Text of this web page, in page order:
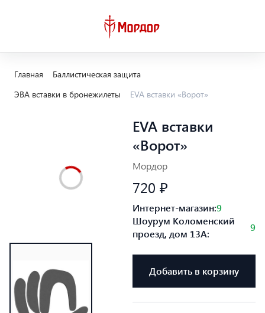
Главная
Баллистическая защита
ЭВА вставки в бронежилеты
EVA вставки «Ворот»
EVA вставки
«Ворот»
Мордор
720 ₽
Интернет-магазин:9
Шоурум Коломенский
проезд, дом 13А:
9
Добавить в корзину